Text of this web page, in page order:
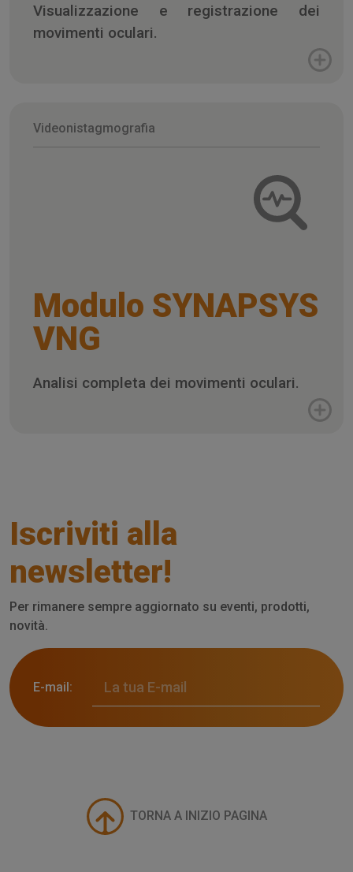
Visualizzazione e registrazione dei
movimenti oculari.
Videonistagmografia
Modulo SYNAPSYS
VNG
Analisi completa dei movimenti oculari.
Iscriviti alla
newsletter!
Per rimanere sempre aggiornato su eventi, prodotti,
novità.
E-mail:
TORNA A INIZIO PAGINA